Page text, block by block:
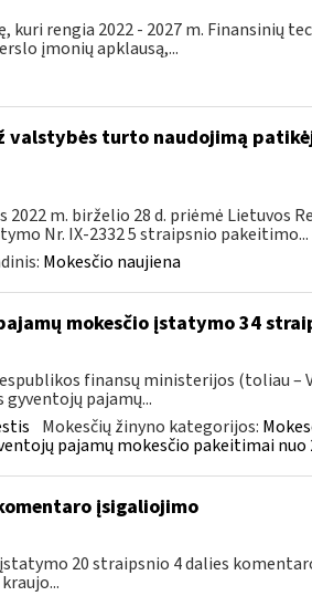
kuri rengia 2022 - 2027 m. Finansinių
įmonių apklausą,...
valstybės turto naudojimą
m. birželio 28 d. priėmė Lietuvos
Nr. IX-2332 5 straipsnio pakeitimo...
Mokesčio naujiena
mokesčio įstatymo 34
finansų ministerijos (toliau –
pajamų...
Mokesčių žinyno kategorijos:
pajamų mokesčio pakeitimai nuo
įsigaliojimo
20 straipsnio 4 dalies